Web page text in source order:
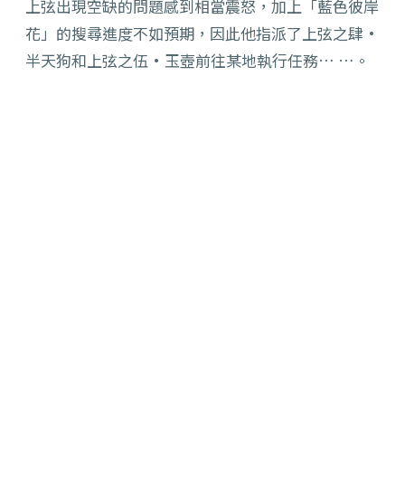
上弦出現空缺的問題感到相當震怒，加上「藍色彼岸
花」的搜尋進度不如預期，因此他指派了上弦之肆·
半天狗和上弦之伍·玉壺前往某地執行任務… …。